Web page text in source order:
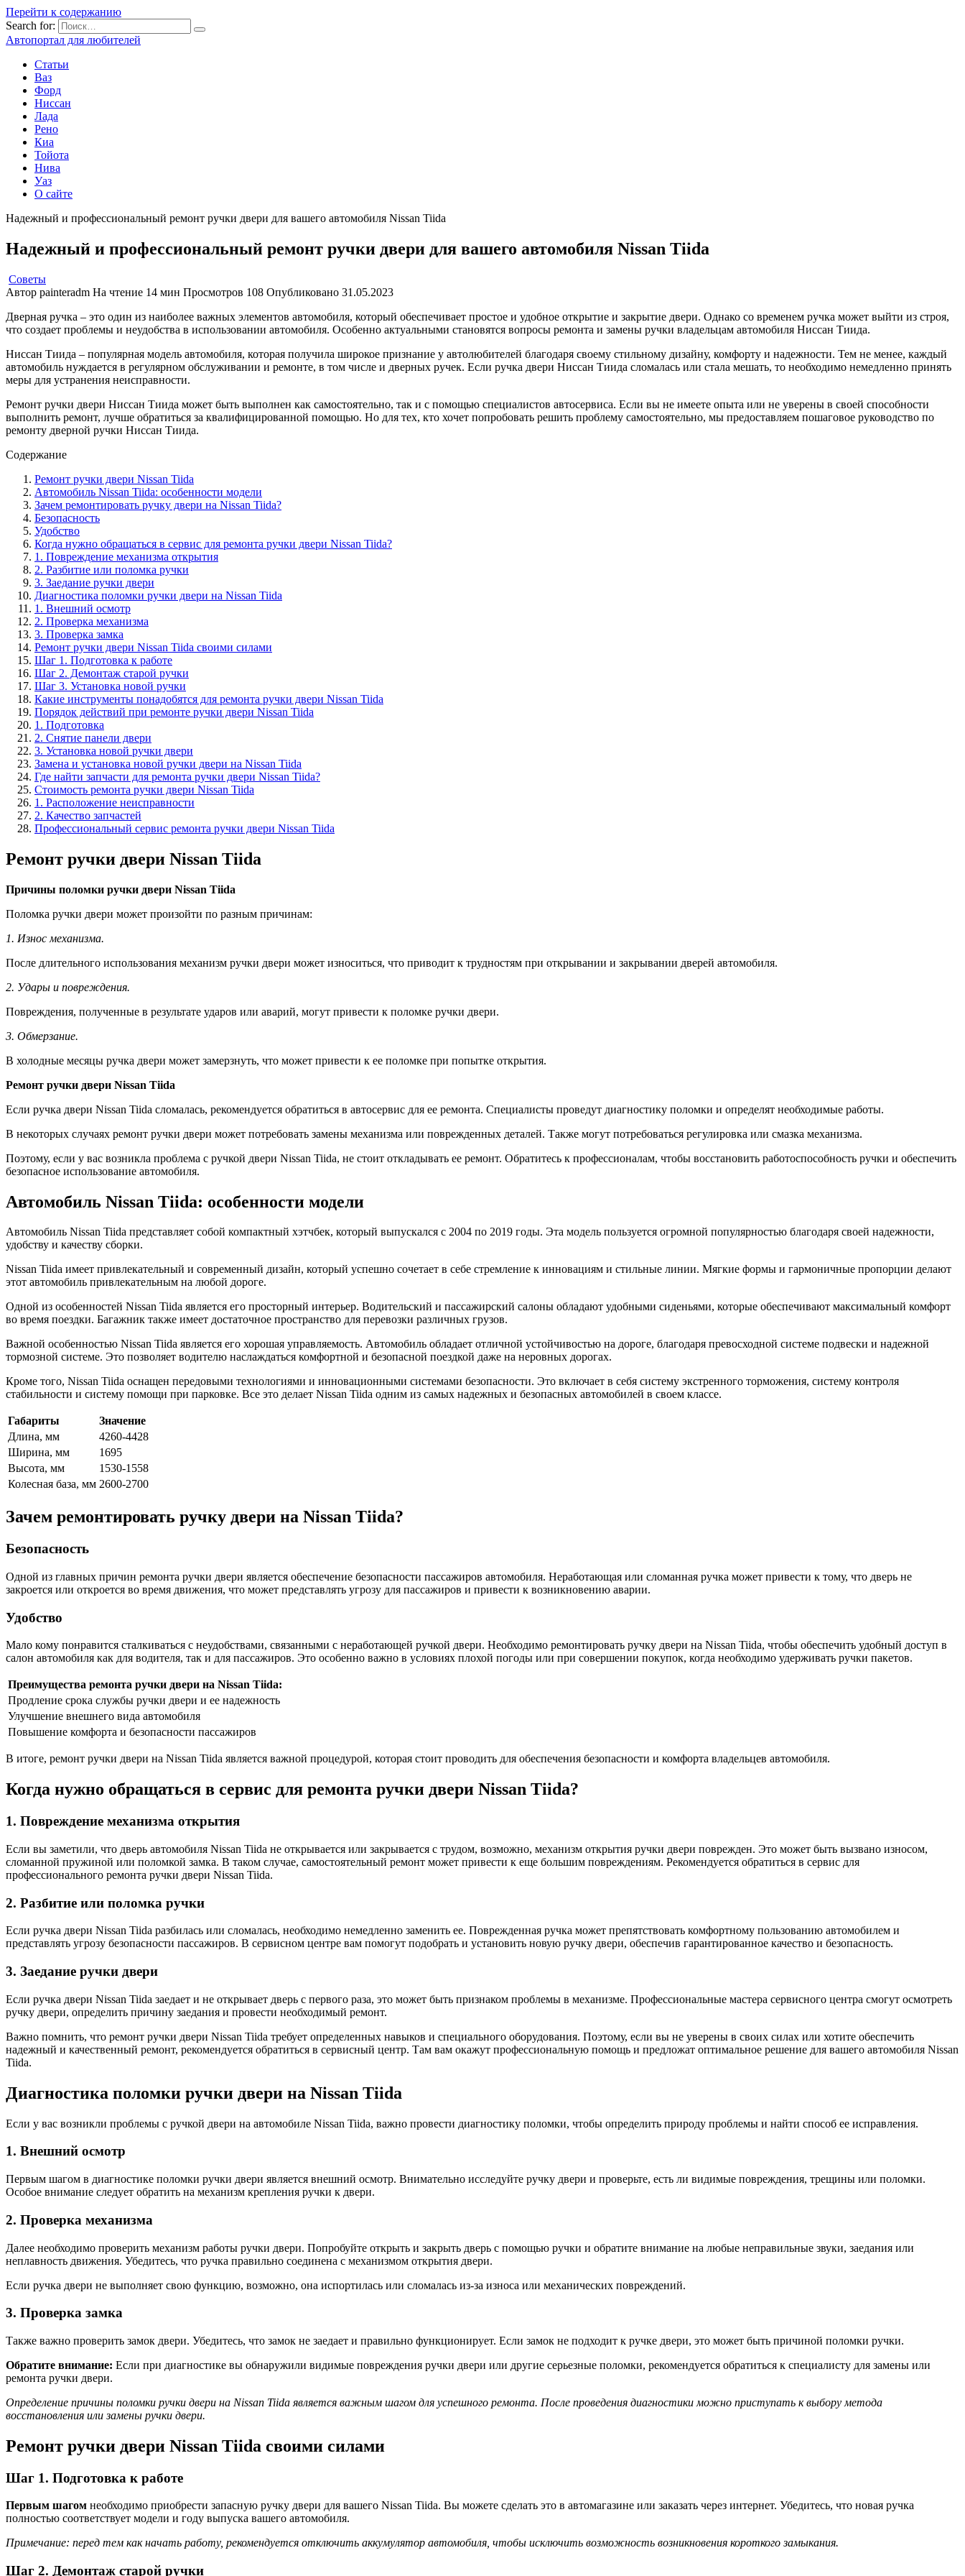
Перейти к содержанию
Search for:
Автопортал для любителей
Статьи
Ваз
Форд
Ниссан
Лада
Рено
Киа
Тойота
Нива
Уаз
О сайте
Надежный и профессиональный ремонт ручки двери для вашего автомобиля Nissan Tiida
Надежный и профессиональный ремонт ручки двери для вашего автомобиля Nissan Tiida
Советы
Автор painteradm На чтение 14 мин Просмотров 108 Опубликовано 31.05.2023
Дверная ручка – это один из наиболее важных элементов автомобиля, который обеспечивает простое и удобное открытие и закрытие двери. Однако со временем ручка может выйти из строя,
что создает проблемы и неудобства в использовании автомобиля. Особенно актуальными становятся вопросы ремонта и замены ручки владельцам автомобиля Ниссан Тиида.
Ниссан Тиида – популярная модель автомобиля, которая получила широкое признание у автолюбителей благодаря своему стильному дизайну, комфорту и надежности. Тем не менее, каждый
автомобиль нуждается в регулярном обслуживании и ремонте, в том числе и дверных ручек. Если ручка двери Ниссан Тиида сломалась или стала мешать, то необходимо немедленно принять
меры для устранения неисправности.
Ремонт ручки двери Ниссан Тиида может быть выполнен как самостоятельно, так и с помощью специалистов автосервиса. Если вы не имеете опыта или не уверены в своей способности
выполнить ремонт, лучше обратиться за квалифицированной помощью. Но для тех, кто хочет попробовать решить проблему самостоятельно, мы предоставляем пошаговое руководство по
ремонту дверной ручки Ниссан Тиида.
Содержание
Ремонт ручки двери Nissan Tiida
Автомобиль Nissan Tiida: особенности модели
Зачем ремонтировать ручку двери на Nissan Tiida?
Безопасность
Удобство
Когда нужно обращаться в сервис для ремонта ручки двери Nissan Tiida?
1. Повреждение механизма открытия
2. Разбитие или поломка ручки
3. Заедание ручки двери
Диагностика поломки ручки двери на Nissan Tiida
1. Внешний осмотр
2. Проверка механизма
3. Проверка замка
Ремонт ручки двери Nissan Tiida своими силами
Шаг 1. Подготовка к работе
Шаг 2. Демонтаж старой ручки
Шаг 3. Установка новой ручки
Какие инструменты понадобятся для ремонта ручки двери Nissan Tiida
Порядок действий при ремонте ручки двери Nissan Tiida
1. Подготовка
2. Снятие панели двери
3. Установка новой ручки двери
Замена и установка новой ручки двери на Nissan Tiida
Где найти запчасти для ремонта ручки двери Nissan Tiida?
Стоимость ремонта ручки двери Nissan Tiida
1. Расположение неисправности
2. Качество запчастей
Профессиональный сервис ремонта ручки двери Nissan Tiida
Ремонт ручки двери Nissan Tiida
Причины поломки ручки двери Nissan Tiida
Поломка ручки двери может произойти по разным причинам:
1. Износ механизма.
После длительного использования механизм ручки двери может износиться, что приводит к трудностям при открывании и закрывании дверей автомобиля.
2. Удары и повреждения.
Повреждения, полученные в результате ударов или аварий, могут привести к поломке ручки двери.
3. Обмерзание.
В холодные месяцы ручка двери может замерзнуть, что может привести к ее поломке при попытке открытия.
Ремонт ручки двери Nissan Tiida
Если ручка двери Nissan Tiida сломалась, рекомендуется обратиться в автосервис для ее ремонта. Специалисты проведут диагностику поломки и определят необходимые работы.
В некоторых случаях ремонт ручки двери может потребовать замены механизма или поврежденных деталей. Также могут потребоваться регулировка или смазка механизма.
Поэтому, если у вас возникла проблема с ручкой двери Nissan Tiida, не стоит откладывать ее ремонт. Обратитесь к профессионалам, чтобы восстановить работоспособность ручки и обеспечить
безопасное использование автомобиля.
Автомобиль Nissan Tiida: особенности модели
Автомобиль Nissan Tiida представляет собой компактный хэтчбек, который выпускался с 2004 по 2019 годы. Эта модель пользуется огромной популярностью благодаря своей надежности,
удобству и качеству сборки.
Nissan Tiida имеет привлекательный и современный дизайн, который успешно сочетает в себе стремление к инновациям и стильные линии. Мягкие формы и гармоничные пропорции делают
этот автомобиль привлекательным на любой дороге.
Одной из особенностей Nissan Tiida является его просторный интерьер. Водительский и пассажирский салоны обладают удобными сиденьями, которые обеспечивают максимальный комфорт
во время поездки. Багажник также имеет достаточное пространство для перевозки различных грузов.
Важной особенностью Nissan Tiida является его хорошая управляемость. Автомобиль обладает отличной устойчивостью на дороге, благодаря превосходной системе подвески и надежной
тормозной системе. Это позволяет водителю наслаждаться комфортной и безопасной поездкой даже на неровных дорогах.
Кроме того, Nissan Tiida оснащен передовыми технологиями и инновационными системами безопасности. Это включает в себя систему экстренного торможения, систему контроля
стабильности и систему помощи при парковке. Все это делает Nissan Tiida одним из самых надежных и безопасных автомобилей в своем классе.
Габариты
Значение
Длина, мм
4260-4428
Ширина, мм
1695
Высота, мм
1530-1558
Колесная база, мм 2600-2700
Зачем ремонтировать ручку двери на Nissan Tiida?
Безопасность
Одной из главных причин ремонта ручки двери является обеспечение безопасности пассажиров автомобиля. Неработающая или сломанная ручка может привести к тому, что дверь не
закроется или откроется во время движения, что может представлять угрозу для пассажиров и привести к возникновению аварии.
Удобство
Мало кому понравится сталкиваться с неудобствами, связанными с неработающей ручкой двери. Необходимо ремонтировать ручку двери на Nissan Tiida, чтобы обеспечить удобный доступ в
салон автомобиля как для водителя, так и для пассажиров. Это особенно важно в условиях плохой погоды или при совершении покупок, когда необходимо удерживать ручки пакетов.
Преимущества ремонта ручки двери на Nissan Tiida:
Продление срока службы ручки двери и ее надежность
Улучшение внешнего вида автомобиля
Повышение комфорта и безопасности пассажиров
В итоге, ремонт ручки двери на Nissan Tiida является важной процедурой, которая стоит проводить для обеспечения безопасности и комфорта владельцев автомобиля.
Когда нужно обращаться в сервис для ремонта ручки двери Nissan Tiida?
1. Повреждение механизма открытия
Если вы заметили, что дверь автомобиля Nissan Tiida не открывается или закрывается с трудом, возможно, механизм открытия ручки двери поврежден. Это может быть вызвано износом,
сломанной пружиной или поломкой замка. В таком случае, самостоятельный ремонт может привести к еще большим повреждениям. Рекомендуется обратиться в сервис для
профессионального ремонта ручки двери Nissan Tiida.
2. Разбитие или поломка ручки
Если ручка двери Nissan Tiida разбилась или сломалась, необходимо немедленно заменить ее. Поврежденная ручка может препятствовать комфортному пользованию автомобилем и
представлять угрозу безопасности пассажиров. В сервисном центре вам помогут подобрать и установить новую ручку двери, обеспечив гарантированное качество и безопасность.
3. Заедание ручки двери
Если ручка двери Nissan Tiida заедает и не открывает дверь с первого раза, это может быть признаком проблемы в механизме. Профессиональные мастера сервисного центра смогут осмотреть
ручку двери, определить причину заедания и провести необходимый ремонт.
Важно помнить, что ремонт ручки двери Nissan Tiida требует определенных навыков и специального оборудования. Поэтому, если вы не уверены в своих силах или хотите обеспечить
надежный и качественный ремонт, рекомендуется обратиться в сервисный центр. Там вам окажут профессиональную помощь и предложат оптимальное решение для вашего автомобиля Nissan
Tiida.
Диагностика поломки ручки двери на Nissan Tiida
Если у вас возникли проблемы с ручкой двери на автомобиле Nissan Tiida, важно провести диагностику поломки, чтобы определить природу проблемы и найти способ ее исправления.
1. Внешний осмотр
Первым шагом в диагностике поломки ручки двери является внешний осмотр. Внимательно исследуйте ручку двери и проверьте, есть ли видимые повреждения, трещины или поломки.
Особое внимание следует обратить на механизм крепления ручки к двери.
2. Проверка механизма
Далее необходимо проверить механизм работы ручки двери. Попробуйте открыть и закрыть дверь с помощью ручки и обратите внимание на любые неправильные звуки, заедания или
неплавность движения. Убедитесь, что ручка правильно соединена с механизмом открытия двери.
Если ручка двери не выполняет свою функцию, возможно, она испортилась или сломалась из-за износа или механических повреждений.
3. Проверка замка
Также важно проверить замок двери. Убедитесь, что замок не заедает и правильно функционирует. Если замок не подходит к ручке двери, это может быть причиной поломки ручки.
Обратите внимание: Если при диагностике вы обнаружили видимые повреждения ручки двери или другие серьезные поломки, рекомендуется обратиться к специалисту для замены или
ремонта ручки двери.
Определение причины поломки ручки двери на Nissan Tiida является важным шагом для успешного ремонта. После проведения диагностики можно приступать к выбору метода
восстановления или замены ручки двери.
Ремонт ручки двери Nissan Tiida своими силами
Шаг 1. Подготовка к работе
Первым шагом необходимо приобрести запасную ручку двери для вашего Nissan Tiida. Вы можете сделать это в автомагазине или заказать через интернет. Убедитесь, что новая ручка
полностью соответствует модели и году выпуска вашего автомобиля.
Примечание: перед тем как начать работу, рекомендуется отключить аккумулятор автомобиля, чтобы исключить возможность возникновения короткого замыкания.
Шаг 2. Демонтаж старой ручки